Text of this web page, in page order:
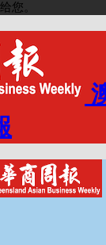
您。